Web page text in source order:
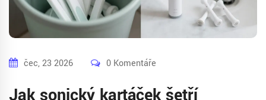
čec, 23 2026 0 Komentáře
Jak sonický kartáček šetří